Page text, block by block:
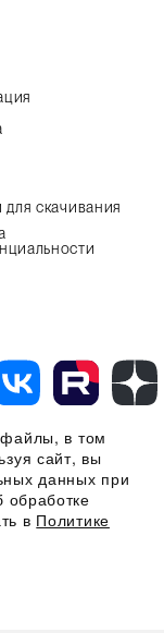
для скачивания
технических
носит
не является
437(2)
Альфа-Лаб" ИНН
в том
сайт, вы
данных при
в Политике